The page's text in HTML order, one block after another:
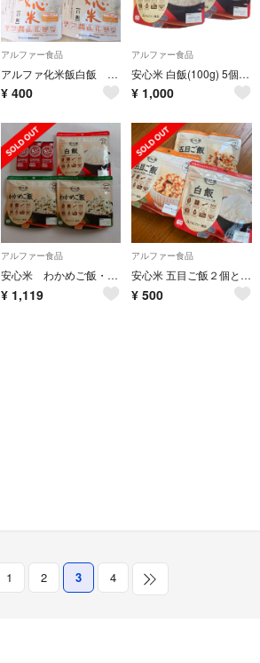
アルファー食品
アルファ化米飯白飯 ４袋セット
¥ 400
アルファー食品
安心米 白飯(100g) 5個セット
¥ 1,000
アルファー食品
安心米 わかめご飯・白飯 ／ えいようかん
¥ 1,119
アルファー食品
安心米 五目ご飯２個と白飯１個
¥ 500
1 2 3 4